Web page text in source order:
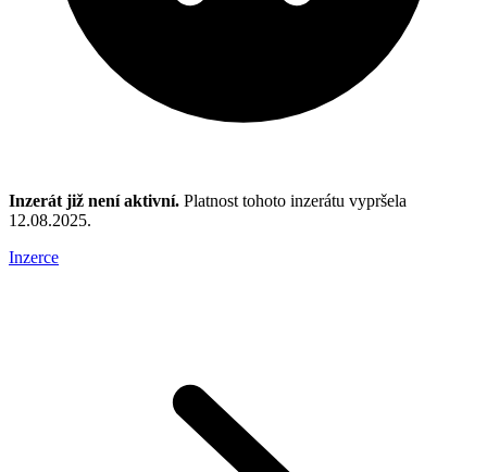
Inzerát již není aktivní. Platnost tohoto inzerátu vypršela
12.08.2025.
Inzerce